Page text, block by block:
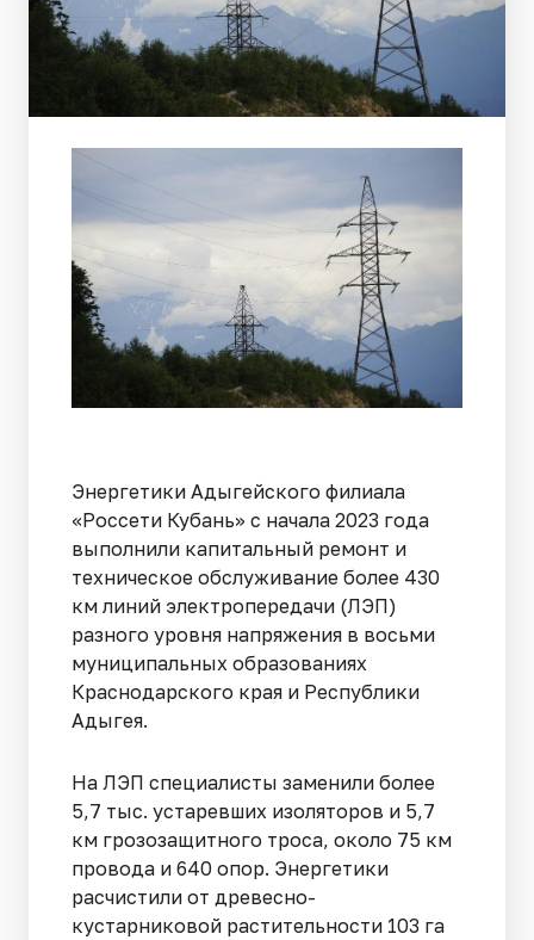
Энергетики Адыгейского филиала
«Россети Кубань» с начала 2023 года
выполнили капитальный ремонт и
техническое обслуживание более 430
км линий электропередачи (ЛЭП)
разного уровня напряжения в восьми
муниципальных образованиях
Краснодарского края и Республики
Адыгея.
На ЛЭП специалисты заменили более
5,7 тыс. устаревших изоляторов и 5,7
км грозозащитного троса, около 75 км
провода и 640 опор. Энергетики
расчистили от древесно-
кустарниковой растительности 103 га